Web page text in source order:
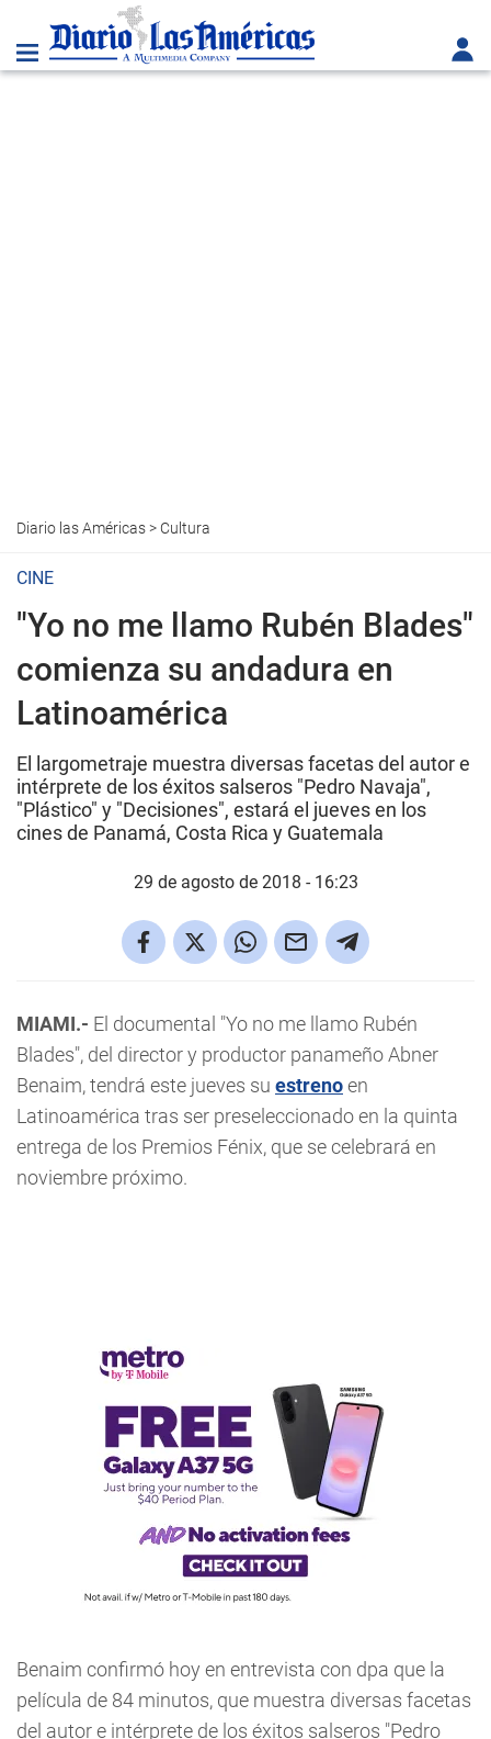
Diario las Américas> Cultura
CINE
"Yo no me llamo Rubén Blades"
comienza su andadura en
Latinoamérica
El largometraje muestra diversas facetas del autor e
intérprete de los éxitos salseros "Pedro Navaja",
"Plástico" y "Decisiones", estará el jueves en los
cines de Panamá, Costa Rica y Guatemala
29 de agosto de 2018 - 16:23
MIAMI.- El documental "Yo no me llamo Rubén
Blades", del director y productor panameño Abner
Benaim, tendrá este jueves su estrenoen
Latinoamérica tras ser preseleccionado en la quinta
entrega de los Premios Fénix, que se celebrará en
noviembre próximo.
Benaim confirmó hoy en entrevista con dpa que la
película de 84 minutos, que muestra diversas facetas
del autor e intérprete de los éxitos salseros "Pedro